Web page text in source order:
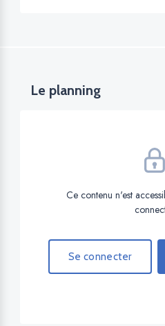
Le planning
Ce contenu n'est
Se connecter